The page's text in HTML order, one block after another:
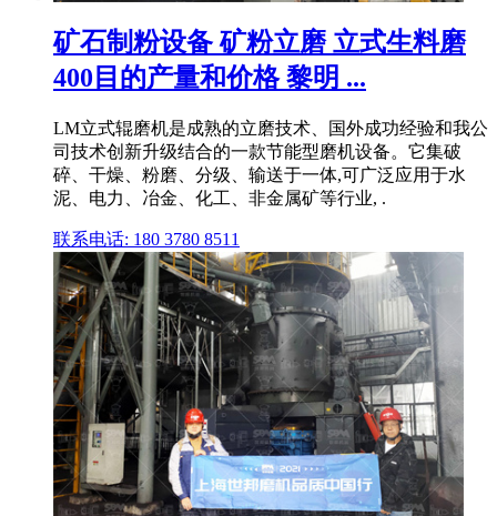
矿石制粉设备 矿粉立磨 立式生料磨
400目的产量和价格 黎明 ...
LM立式辊磨机是成熟的立磨技术、国外成功经验和我公
司技术创新升级结合的一款节能型磨机设备。它集破
碎、干燥、粉磨、分级、输送于一体,可广泛应用于水
泥、电力、冶金、化工、非金属矿等行业, .
联系电话: 180 3780 8511